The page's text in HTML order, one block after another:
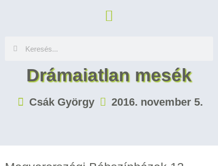
Drámaiatlan mesék
Csák György 2016. november 5.